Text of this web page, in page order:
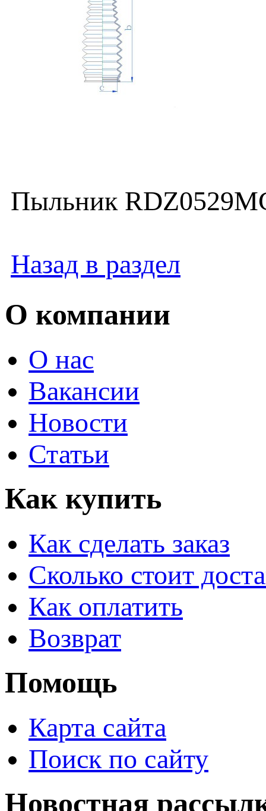
Пыльник
Назад в раздел
О компании
О нас
Вакансии
Новости
Статьи
Как купить
Как сделать заказ
Сколько стоит
Как оплатить
Возврат
Помощь
Карта сайта
Поиск по сайту
Новостная